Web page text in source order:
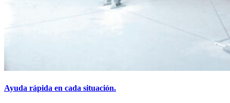
Ayuda rápida en cada situación.